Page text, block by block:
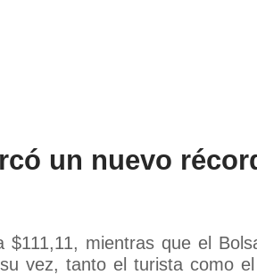
un nuevo
$111,11, mientras que el
vez, tanto el turista como